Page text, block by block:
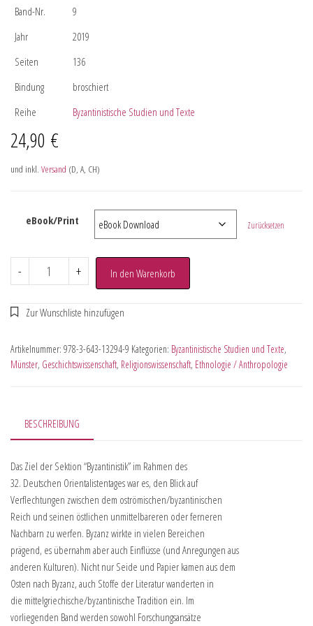
Band-Nr.
9
Jahr
2019
Seiten
136
Bindung
broschiert
Reihe
Byzantinistische Studien und Texte
24,90 €
und inkl. Versand (D, A, CH)
eBook/Print Zurücksetzen
- + In den Warenkorb
Artikelnummer: 978-3-643-13294-9 Kategorien: Byzantinistische Studien und Texte,
Münster, Geschichtswissenschaft, Religionswissenschaft, Ethnologie / Anthropologie
BESCHREIBUNG
Das Ziel der Sektion “Byzantinistik” im Rahmen des
32. Deutschen Orientalistentages war es, den Blick auf
Verflechtungen zwischen dem oströmischen/byzantinischen
Reich und seinen östlichen unmittelbareren oder ferneren
Nachbarn zu werfen. Byzanz wirkte in vielen Bereichen
prägend, es übernahm aber auch Einflüsse (und Anregungen aus
anderen Kulturen). Nicht nur Seide und Papier kamen aus dem
Osten nach Byzanz, auch Stoffe der Literatur wanderten in
die mittelgriechische/byzantinische Tradition ein. Im
vorliegenden Band werden sowohl Forschungsansätze